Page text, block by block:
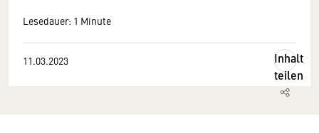
Lesedauer: 1 Minute
11.03.2023
Inhalt
teilen